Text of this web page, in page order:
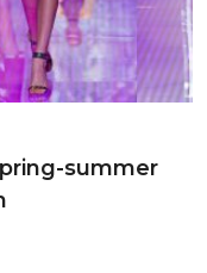
summer